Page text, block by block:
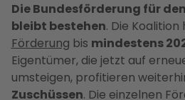
Die Bundesförderung für
bleibt bestehen. Die
Förderung bis mindestens
Eigentümer, die jetzt auf
umsteigen, profitieren
Zuschüssen. Die einzelnen